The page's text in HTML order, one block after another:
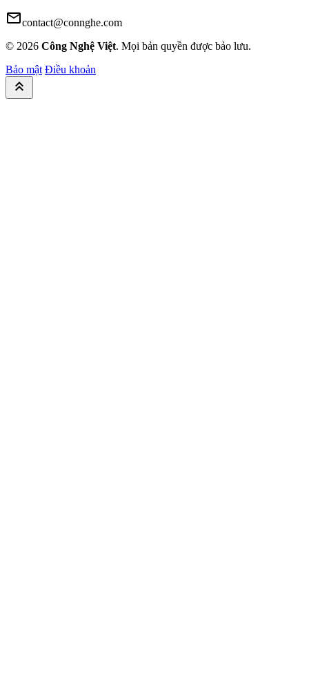
mailcontact@connghe.com
© 2026 Công Nghệ Việt. Mọi bản quyền được bảo lưu.
Bảo mật Điều khoản
keyboard_double_arrow_up